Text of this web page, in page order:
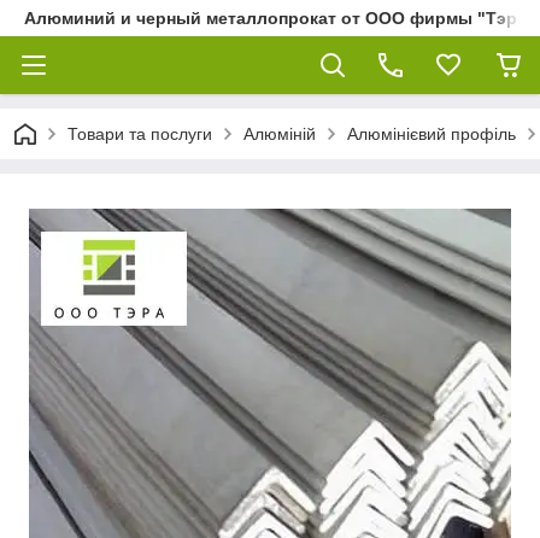
Алюминий и черный металлопрокат от ООО фирмы "Тэра"
Товари та послуги Алюміній Алюмінієвий профіль